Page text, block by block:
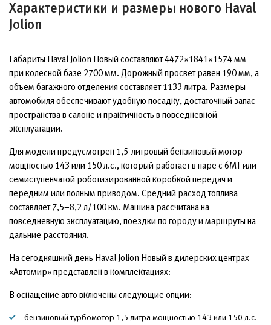
Характеристики и размеры нового Haval
Jolion
Габариты Haval Jolion Новый составляют 4472×1841×1574 мм
при колесной базе 2700 мм. Дорожный просвет равен 190 мм, а
объем багажного отделения составляет 1133 литра. Размеры
автомобиля обеспечивают удобную посадку, достаточный запас
пространства в салоне и практичность в повседневной
эксплуатации.
Для модели предусмотрен 1,5-литровый бензиновый мотор
мощностью 143 или 150 л.с., который работает в паре с 6МТ или
семиступенчатой роботизированной коробкой передач и
передним или полным приводом. Средний расход топлива
составляет 7,5–8,2 л/100 км. Машина рассчитана на
повседневную эксплуатацию, поездки по городу и маршруты на
дальние расстояния.
На сегодняшний день Haval Jolion Новый в дилерских центрах
«Автомир» представлен в комплектациях:
В оснащение авто включены следующие опции:
бензиновый турбомотор 1,5 литра мощностью 143 или 150 л.с.